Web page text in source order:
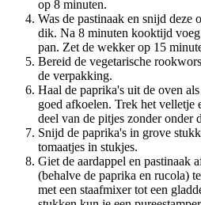
op 8 minuten.
Was de pastinaak en snijd
dik. Na 8 minuten kooktijd voeg
pan. Zet de wekker op 15
Bereid de vegetarische
de verpakking.
Haal de paprika's uit de oven
goed afkoelen. Trek het velletje
deel van de pitjes zonder onder
Snijd de paprika's in grove
tomaatjes in stukjes.
Giet de aardappel en pastinaak
(behalve de paprika en rucola)
met een staafmixer tot een